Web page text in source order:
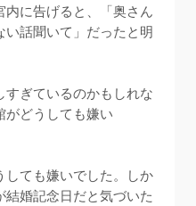
内に告げると、「奥さん
話聞いて」だったと明
すぎているのかもしれな
がどうしても嫌い
しても嫌いでした。しか
結婚記念日だと気づいた